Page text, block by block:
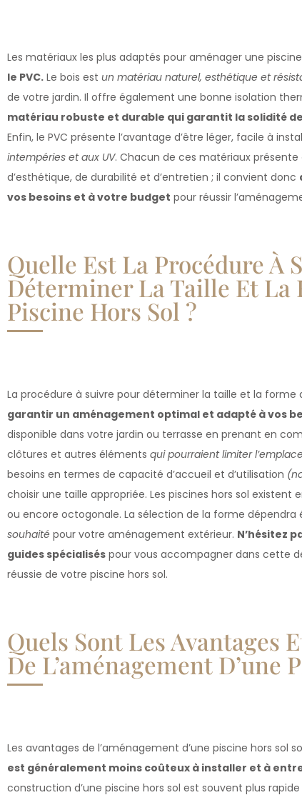
Les matériaux les plus adaptés pour aménager une
le PVC. Le bois est un matériau naturel, esthétique et
de votre jardin. Il offre également une bonne isolation
matériau robuste et durable qui garantit la solidité
Enfin, le PVC présente l’avantage d’être léger, facile à
intempéries et aux UV. Chacun de ces matériaux
d’esthétique, de durabilité et d’entretien ; il convient donc
vos besoins et à votre budget pour réussir
Quelle Est La Procédure À
Déterminer La Taille Et La
Piscine Hors Sol ?
La procédure à suivre pour déterminer la taille et la forme
garantir un aménagement optimal et adapté à vos
disponible dans votre jardin ou terrasse en prenant en
clôtures et autres éléments qui pourraient limiter
besoins en termes de capacité d’accueil et d’utilisation
choisir une taille appropriée. Les piscines hors sol existent
ou encore octogonale. La sélection de la forme dépendra
souhaité pour votre aménagement extérieur. N’hésitez
guides spécialisés pour vous accompagner dans cette
réussie de votre piscine hors sol.
Quels Sont Les Avantages
De L’aménagement D’une
Les avantages de l’aménagement d’une piscine hors sol
est généralement moins coûteux à installer et à
construction d’une piscine hors sol est souvent plus